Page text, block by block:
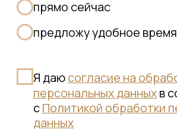
усиливает эффект, а стоимость
процедуры массажа лица делает
её доступной для регулярного посещения.
Чтобы убедиться в
качестве наших услуг,
познакомьтесь с отзывами
пациентов